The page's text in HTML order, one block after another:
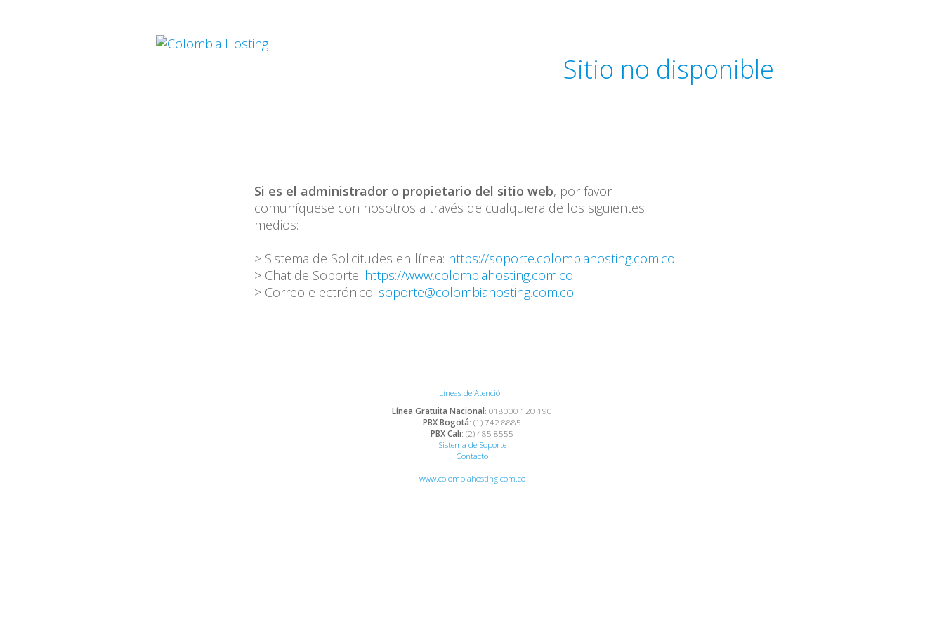
Sitio no disponible
Si es el administrador o propietario del sitio web, por favor
comuníquese con nosotros a través de cualquiera de los siguientes
medios:
> Sistema de Solicitudes en línea: https://soporte.colombiahosting.com.co
> Chat de Soporte: https://www.colombiahosting.com.co
> Correo electrónico: soporte@colombiahosting.com.co
Líneas de Atención
Línea Gratuita Nacional: 018000 120 190
PBX Bogotá: (1) 742 8885
PBX Cali: (2) 485 8555
Sistema de Soporte
Contacto
www.colombiahosting.com.co